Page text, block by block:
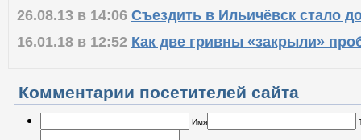
26.08.13 в 14:06 Съездить в Ильичёвск стало
16.01.18 в 12:52 Как две гривны «закрыли»
Комментарии посетителей сайта
Имя